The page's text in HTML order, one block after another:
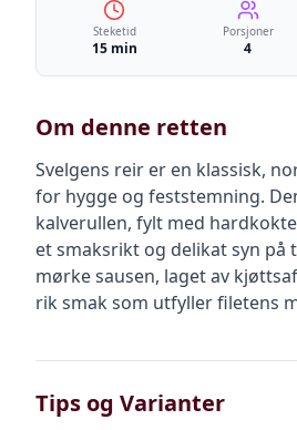
Steketid
15 min
Porsjoner
4
Om denne retten
Svelgens reir er en klassisk,
for hygge og feststemning.
kalverullen, fylt med
et smaksrikt og delikat syn på
mørke sausen, laget av
rik smak som utfyller filetens
Tips og Varianter